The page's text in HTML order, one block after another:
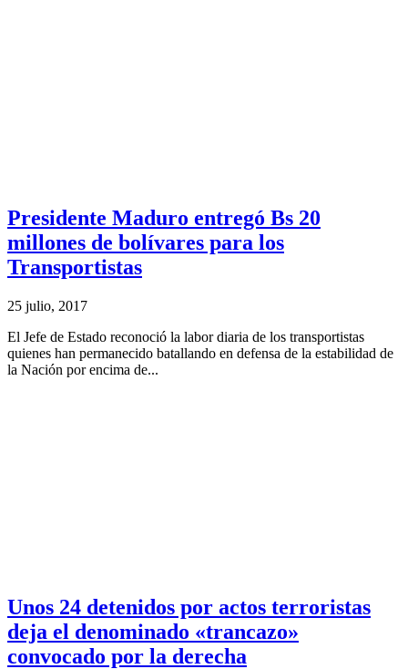
Presidente Maduro entregó Bs 20
millones de bolívares para los
Transportistas
25 julio, 2017
El Jefe de Estado reconoció la labor diaria de los transportistas
quienes han permanecido batallando en defensa de la estabilidad de
la Nación por encima de...
Unos 24 detenidos por actos terroristas
deja el denominado «trancazo»
convocado por la derecha